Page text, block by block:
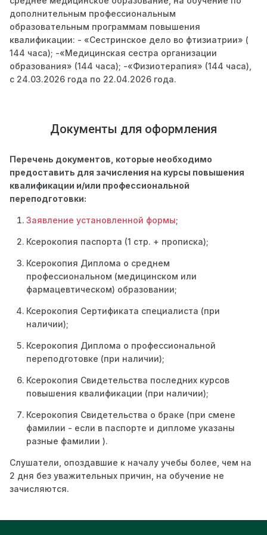
дополнительным профессиональным
образовательным программам повышения
квалификации: - «Сестринское дело во фтизиатрии» (
144 часа); -«Медицинская сестра организации
образования» (144 часа); -«Физиотерапия» (144 часа),
с 24.03.2026 года по 22.04.2026 года.
Документы для оформления
Перечень документов, которые необходимо
предоставить для зачисления на курсы повышения
квалификации и/или профессиональной
переподготовки:
Заявление установленной формы;
Ксерокопия паспорта (1 стр. + прописка);
Ксерокопия Диплома о среднем
профессиональном (медицинском или
фармацевтическом) образовании;
Ксерокопия Сертификата специалиста (при
наличии);
Ксерокопия Диплома о профессиональной
переподготовке (при наличии);
Ксерокопия Свидетельства последних курсов
повышения квалификации (при наличии);
Ксерокопия Свидетельства о браке (при смене
фамилии - если в паспорте и дипломе указаны
разные фамилии ).
Слушатели, опоздавшие к началу учебы более, чем на
2 дня без уважительных причин, на обучение не
зачисляются.